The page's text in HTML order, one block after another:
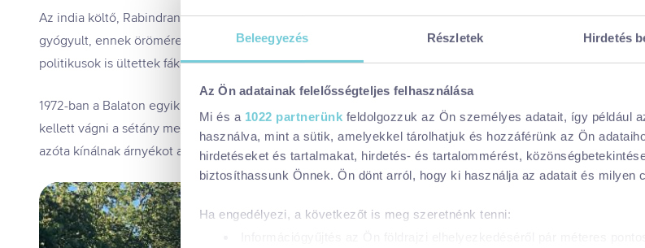
Beleegyezés Részletek Hirdetés
Az Ön adatainak felelősségteljes felhasználása
Mi és a 1022 partnerünk feldolgozzuk az Ön személyes adatait, így például
használva, mint a sütik, amelyekkel tárolhatjuk és hozzáférünk az Ön
hirdetéseket és tartalmakat, hirdetés- és tartalommérést,
biztosíthassunk Önnek. Ön dönt arról, hogy ki használja az adatait és milyen
Ha engedélyezi, a következőt is meg szeretnénk tenni:
Az india költő, Rabindranath Tagore nevét 1957 óta viseli a sétány. A Nobel-díjas tudós az Állami
gyógyult, ennek örömére ültette az első hársfát. Ezt több emlékfa is követte, tudósok, költők, úrhajósok,
politikusok is ültettek fákat a sétányra.
1972-ban a Balaton egyik legnagyobb viharában 86 nyárfát tett tönkre a 140 km/órás szél, ezután az összes
kellett vágni a sétány mentén, helyükre több éves, előnevelt gemenci platánfa csemetéket ültettek, ezek a
azóta kínálnak árnyékot a nyári nagy melegben.